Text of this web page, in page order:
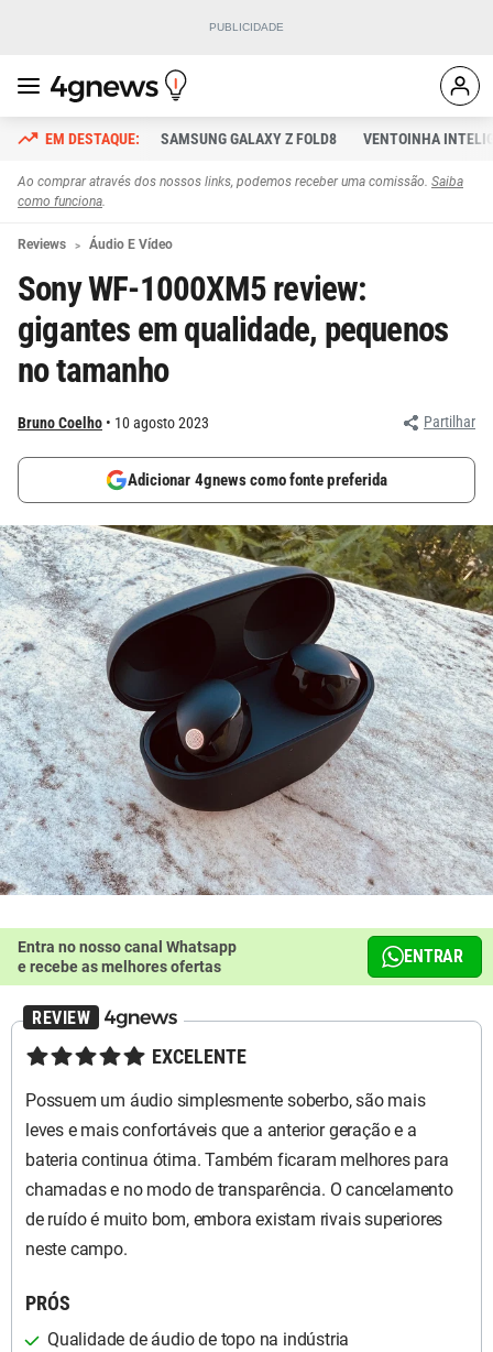
SAMSUNG GALAXY Z FOLD8 VENTOINHA
Ao comprar através dos nossos links, podemos receber uma comissão. Saiba
como funciona.
Reviews Áudio E Vídeo
Sony WF-1000XM5 review:
gigantes em qualidade, pequenos
no tamanho
Bruno Coelho 10 agosto 2023 Partilhar
Adicionar 4gnews como fonte preferida
Entra no nosso canal Whatsapp
e recebe as melhores ofertas
ENTRAR
★★★★★ EXCELENTE
Possuem um áudio simplesmente soberbo, são mais
leves e mais confortáveis que a anterior geração e a
bateria continua ótima. Também ficaram melhores para
chamadas e no modo de transparência. O cancelamento
de ruído é muito bom, embora existam rivais superiores
neste campo.
PRÓS
Qualidade de áudio de topo na indústria